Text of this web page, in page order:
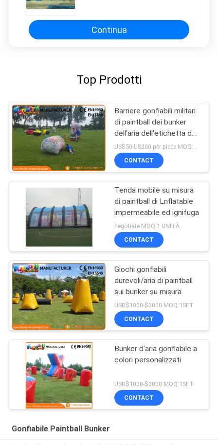
Continua
Top Prodotti
Barriere gonfiabili militari
di paintball dei bunker
dell'aria dell'etichetta dei
bunker/laser di paintballUS$50-US200 per piece MOQ:1PC
CONTACT
Tenda mobile su misura
di paintball di Lnflatable
impermeabile ed ignifuga
negotiate MOQ:1 UNITÀ
CONTACT
Giochi gonfiabili
durevoli/aria di paintball
sui bunker su misura
USD$1000-$3000 MOQ:1SET
CONTACT
Bunker d'aria gonfiabile a
colori personalizzati
USD$1000-$3000 MOQ:1SET
CONTACT
Gonfiabile Paintball Bunker